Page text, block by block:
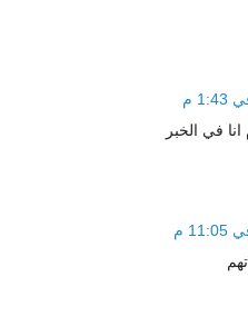
في الخبر